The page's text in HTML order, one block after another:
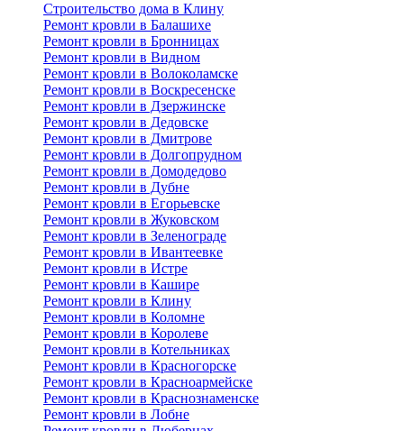
Строительство дома в Клину
Ремонт кровли в Балашихе
Ремонт кровли в Бронницах
Ремонт кровли в Видном
Ремонт кровли в Волоколамске
Ремонт кровли в Воскресенске
Ремонт кровли в Дзержинске
Ремонт кровли в Дедовске
Ремонт кровли в Дмитрове
Ремонт кровли в Долгопрудном
Ремонт кровли в Домодедово
Ремонт кровли в Дубне
Ремонт кровли в Егорьевске
Ремонт кровли в Жуковском
Ремонт кровли в Зеленограде
Ремонт кровли в Ивантеевке
Ремонт кровли в Истре
Ремонт кровли в Кашире
Ремонт кровли в Клину
Ремонт кровли в Коломне
Ремонт кровли в Королеве
Ремонт кровли в Котельниках
Ремонт кровли в Красногорске
Ремонт кровли в Красноармейске
Ремонт кровли в Краснознаменске
Ремонт кровли в Лобне